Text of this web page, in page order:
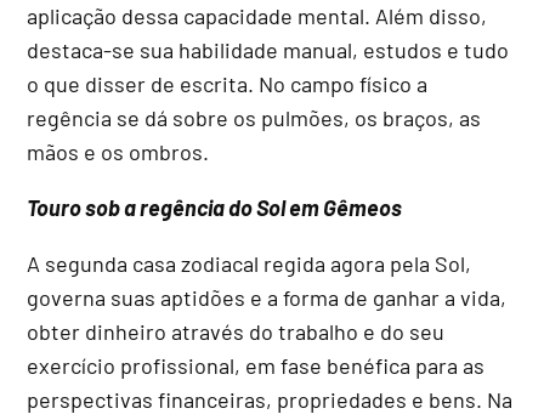
aplicação dessa capacidade mental. Além disso,
destaca-se sua habilidade manual, estudos e tudo
o que disser de escrita. No campo físico a
regência se dá sobre os pulmões, os braços, as
mãos e os ombros.
Touro sob a regência do Sol em Gêmeos
A segunda casa zodiacal regida agora pela Sol,
governa suas aptidões e a forma de ganhar a vida,
obter dinheiro através do trabalho e do seu
exercício profissional, em fase benéfica para as
perspectivas financeiras, propriedades e bens. Na